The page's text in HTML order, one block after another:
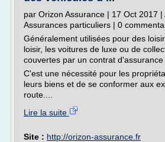
par Orizon Assurance | 17 Oct 2017 |
Assurances particuliers | 0
Généralement utilisées pour des
loisir, les voitures de luxe ou de
couvertes par un contrat d'assurance
C'est une nécessité pour les
leurs biens et de se conformer aux
route....
Lire la suite
Site : http://orizon-assurance.fr